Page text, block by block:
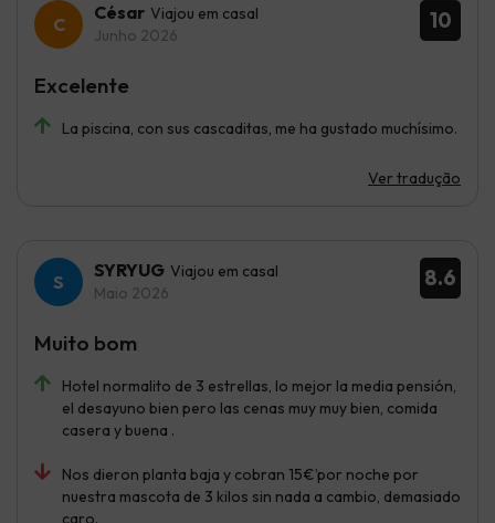
10
César Viajou em casal
Junho 2026
La piscina, con sus cascaditas, me ha gustado muchísimo.
Ver tradução
Excelente
8.6
SYRYUG Viajou em casal
Maio 2026
Hotel normalito de 3 estrellas, lo mejor la media pensión,
el desayuno bien pero las cenas muy muy bien, comida
casera y buena .
Nos dieron planta baja y cobran 15€’por noche por
nuestra mascota de 3 kilos sin nada a cambio, demasiado
caro.
Muito bom